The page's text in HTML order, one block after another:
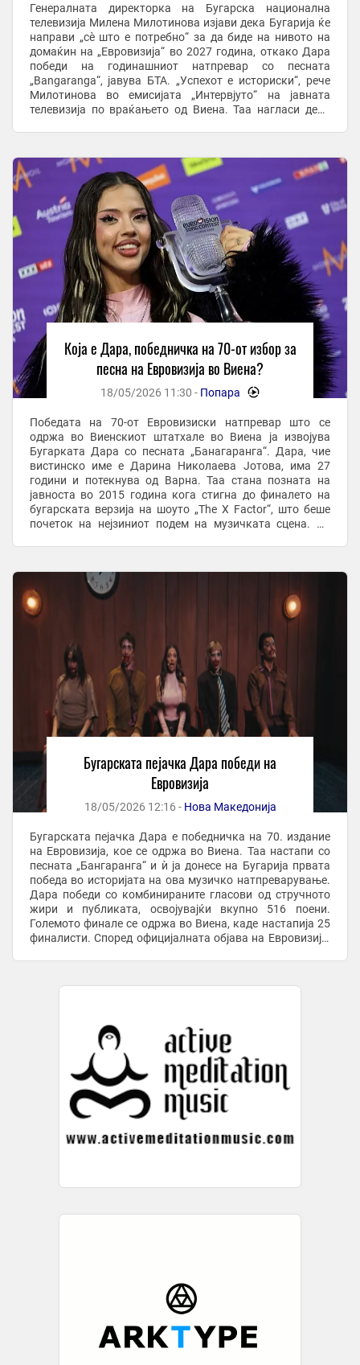
Генералната директорка на Бугарска национална
телевизија Милена Милотинова изјави дека Бугарија ќе
направи „сѐ што е потребно“ за да биде на нивото на
домаќин на „Евровизија“ во 2027 година, откако Дара
победи на годинашниот натпревар со песната
„Bangaranga“, јавува БТА. „Успехот е историски“, рече
Милотинова во емисијата „Интервјуто“ на јавната
телевизија по враќањето од Виена. Таа нагласи дека
Која е Дара, победничка на 70-от избор за
песна на Евровизија во Виена?
18/05/2026 11:30 - Попара -
Победата на 70-от Евровизиски натпревар што се
одржа во Виенскиот штатхале во Виена ја извојува
Бугарката Дара со песната „Банагаранга“. Дара, чие
вистинско име е Дарина Николаева Јотова, има 27
години и потекнува од Варна. Таа стана позната на
јавноста во 2015 година кога стигна до финалето на
бугарската верзија на шоуто „The X Factor“, што беше
почеток на нејзиниот подем на музичката сцена. Во
Бугарската пејачка Дара победи на
Евровизија
18/05/2026 12:16 - Нова Македонија
Бугарската пејачка Дара е победничка на 70. издание
на Евровизија, кое се одржа во Виена. Таа настапи со
песната „Бангаранга“ и ѝ ја донесе на Бугарија првата
победа во историјата на ова музичко натпреварување.
Дара победи со комбинираните гласови од стручното
жири и публиката, освојувајќи вкупно 516 поени.
Големото финале се одржа во Виена, каде настапија 25
финалисти. Според официјалната објава на Евровизија,